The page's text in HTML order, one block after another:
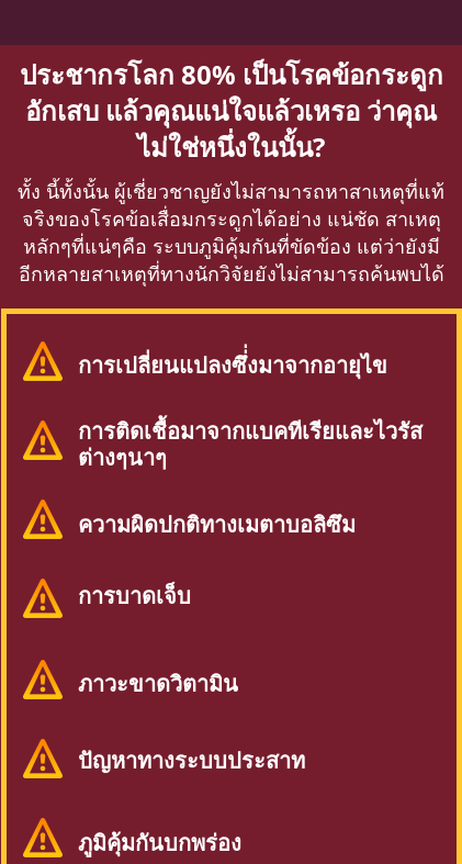
ประชากรโลก 80% เป็นโรคข้อกระดูก
อักเสบ แล้วคุณแน่ใจแล้วเหรอ ว่าคุณ
ไม่ใช่หนึ่งในนั้น?
ทั้ง นี้ทั้งนั้น ผู้เชี่ยวชาญยังไม่สามารถหาสาเหตุที่แท้
จริงของโรคข้อเสื่อมกระดูกได้อย่าง แน่ชัด สาเหตุ
หลักๆที่แน่ๆคือ ระบบภูมิคุ้มกันที่ขัดข้อง แต่ว่ายังมี
อีกหลายสาเหตุที่ทางนักวิจัยยังไม่สามารถค้นพบได้
การเปลี่ยนแปลงซึ่่งมาจากอายุไข
การติดเชื้อมาจากแบคทีเรียและไวรัส
ต่างๆนาๆ
ความผิดปกติทางเมตาบอลิซึม
การบาดเจ็บ
ภาวะขาดวิตามิน
ปัญหาทางระบบประสาท
ภูมิคุ้มกันบกพร่อง